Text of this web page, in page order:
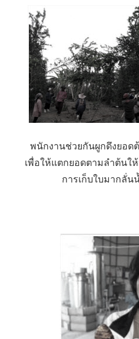
พนักงานช่วยกันผูกดึงยอด
เพื่อให้แตกยอดตามลำต้นใ
การเก็บใบมากลั่น